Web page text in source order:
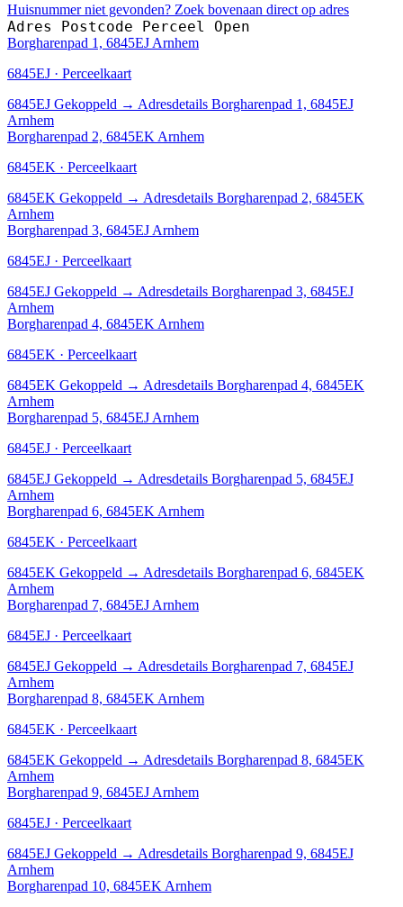
Huisnummer niet gevonden? Zoek bovenaan direct op adres
Adres Postcode Perceel Open
Borgharenpad 1, 6845EJ Arnhem
6845EJ · Perceelkaart
6845EJ Gekoppeld → Adresdetails Borgharenpad 1, 6845EJ
Arnhem
Borgharenpad 2, 6845EK Arnhem
6845EK · Perceelkaart
6845EK Gekoppeld → Adresdetails Borgharenpad 2, 6845EK
Arnhem
Borgharenpad 3, 6845EJ Arnhem
6845EJ · Perceelkaart
6845EJ Gekoppeld → Adresdetails Borgharenpad 3, 6845EJ
Arnhem
Borgharenpad 4, 6845EK Arnhem
6845EK · Perceelkaart
6845EK Gekoppeld → Adresdetails Borgharenpad 4, 6845EK
Arnhem
Borgharenpad 5, 6845EJ Arnhem
6845EJ · Perceelkaart
6845EJ Gekoppeld → Adresdetails Borgharenpad 5, 6845EJ
Arnhem
Borgharenpad 6, 6845EK Arnhem
6845EK · Perceelkaart
6845EK Gekoppeld → Adresdetails Borgharenpad 6, 6845EK
Arnhem
Borgharenpad 7, 6845EJ Arnhem
6845EJ · Perceelkaart
6845EJ Gekoppeld → Adresdetails Borgharenpad 7, 6845EJ
Arnhem
Borgharenpad 8, 6845EK Arnhem
6845EK · Perceelkaart
6845EK Gekoppeld → Adresdetails Borgharenpad 8, 6845EK
Arnhem
Borgharenpad 9, 6845EJ Arnhem
6845EJ · Perceelkaart
6845EJ Gekoppeld → Adresdetails Borgharenpad 9, 6845EJ
Arnhem
Borgharenpad 10, 6845EK Arnhem